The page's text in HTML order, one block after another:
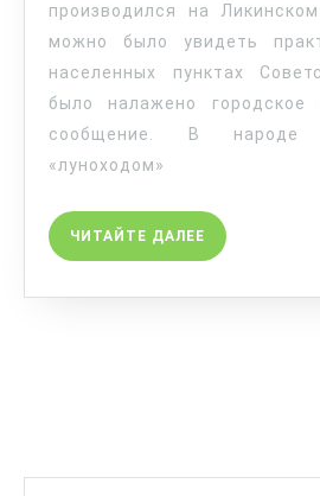
производился на
можно было увидеть
населенных пунктах
было налажено городское
сообщение. В народе
«луноходом»
ЧИТАЙТЕ ДАЛЕЕ